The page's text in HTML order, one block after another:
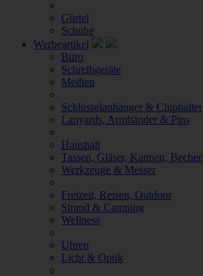
Gürtel
Schuhe
Werbeartikel
Büro
Schreibgeräte
Medien
Schlüsselanhänger & Chiphalter
Lanyards, Armbänder & Pins
Haushalt
Tassen, Gläser, Kannen, Becher
Werkzeuge & Messer
Freizeit, Reisen, Outdoor
Strand & Camping
Wellness
Uhren
Licht & Optik